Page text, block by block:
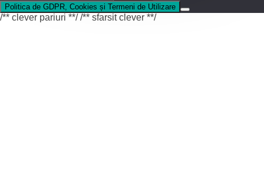
Politica de GDPR, Cookies și Termeni de Utilizare
/** clever pariuri **/ /** sfarsit clever **/